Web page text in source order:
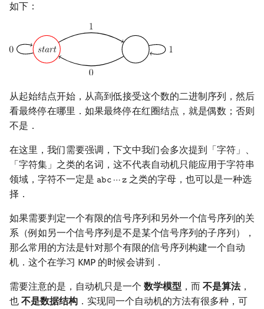
如下：
从起始结点开始，从高到低接受这个数的二进制序列，然后
看最终停在哪里．如果最终停在红圈结点，就是偶数；否则
不是．
在这里，我们需要强调，下文中我们会多次提到「字符」、
「字符集」之类的名词，这不代表自动机只能应用于字符串
领域，字符不一定是 𝚊𝚋𝚌⋯𝚣
abc ⋯z 之类的字母，也可以是一种选
择．
如果需要判定一个有限的信号序列和另外一个信号序列的关
系（例如另一个信号序列是不是某个信号序列的子序列），
那么常用的方法是针对那个有限的信号序列构建一个自动
机．这个在学习 KMP 的时候会讲到．
需要注意的是，自动机只是一个 数学模型 ，而 不是算法，
也 不是数据结构 ．实现同一个自动机的方法有很多种，可